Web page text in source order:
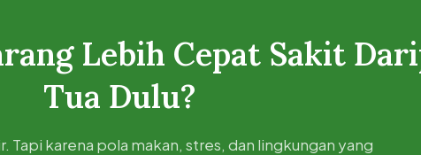
Lebih Cepat Sakit
Tua Dulu?
Tapi karena pola makan, stres, dan lingkungan yang